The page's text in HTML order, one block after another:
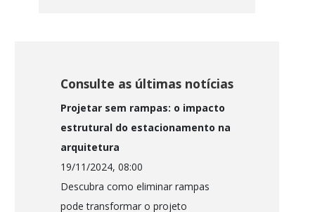
Consulte as últimas notícias
Projetar sem rampas: o impacto
estrutural do estacionamento na
arquitetura
19/11/2024, 08:00
Descubra como eliminar rampas
pode transformar o projeto